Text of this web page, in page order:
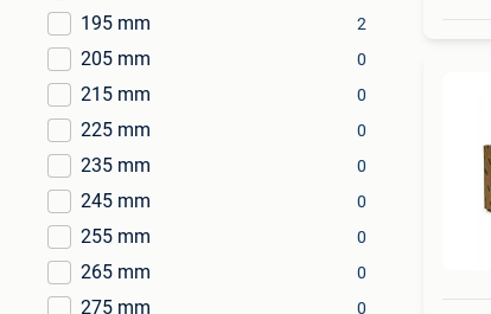
195 mm 2
205 mm 0
215 mm 0
225 mm 0
235 mm 0
245 mm 0
255 mm 0
265 mm 0
275 mm 0